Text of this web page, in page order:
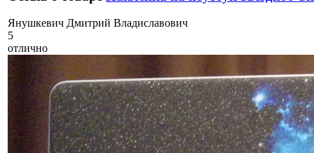
Янушкевич Дмитрий Владиславович
5
отлично